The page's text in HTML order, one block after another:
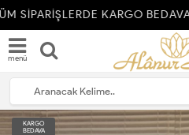
SİPARİŞLERDE KARGO BEDAVA!
menü
KARGO
BEDAVA